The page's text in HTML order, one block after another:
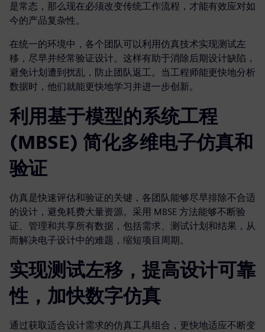
是常态，那么现在必须改变传统工作流程，才能有效应对如
今的产品复杂性。
在统一的环境中，各个团队可以利用仿真技术实现测试左
移，尽早并经常验证设计。这样有助于消除后期设计缺陷，
避免计划遭到扰乱，防止团队返工。当工程师能更快地分析
数据时，他们就能更快地学习并进一步创新。
利用基于模型的系统工程
(MBSE) 简化多维电子仿真和
验证
仿真是快速评估和验证的关键，各团队能够尽早排除不合适
的设计，避免耗费大量资源。采用 MBSE 方法能够不断验
证、管理和共享所有数据，包括需求、测试计划和结果，从
而解决电子设计中的难题，缩短项目周期。
实现测试左移，提高设计可靠
性，加快数字仿真
通过获取适合设计需求的仿真工具组合，更快地适应不断变